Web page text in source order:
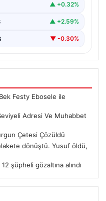
▲ +0.32%
▲ +2.59%
▼ -0.30%
Festy Ebosele ile
Adresi Ve Muhabbet
Çetesi Çözüldü
dönüştü. Yusuf öldü,
şüpheli gözaltına alındı